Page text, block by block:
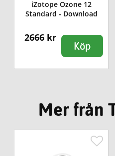
iZotope Ozone 12
Standard - Download
2666 kr
Köp
Mer från